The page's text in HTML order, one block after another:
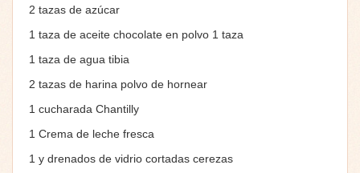
2 tazas de azúcar
1 taza de aceite chocolate en polvo 1 taza
1 taza de agua tibia
2 tazas de harina polvo de hornear
1 cucharada Chantilly
1 Crema de leche fresca
1 y drenados de vidrio cortadas cerezas